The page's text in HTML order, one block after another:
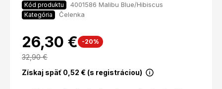
Kód produktu 4001586 Malibu Blue/Hibiscus
Kategória Čelenka
26,30 € -20%
32,90€
Získaj späť 0,52 € (s registráciou)